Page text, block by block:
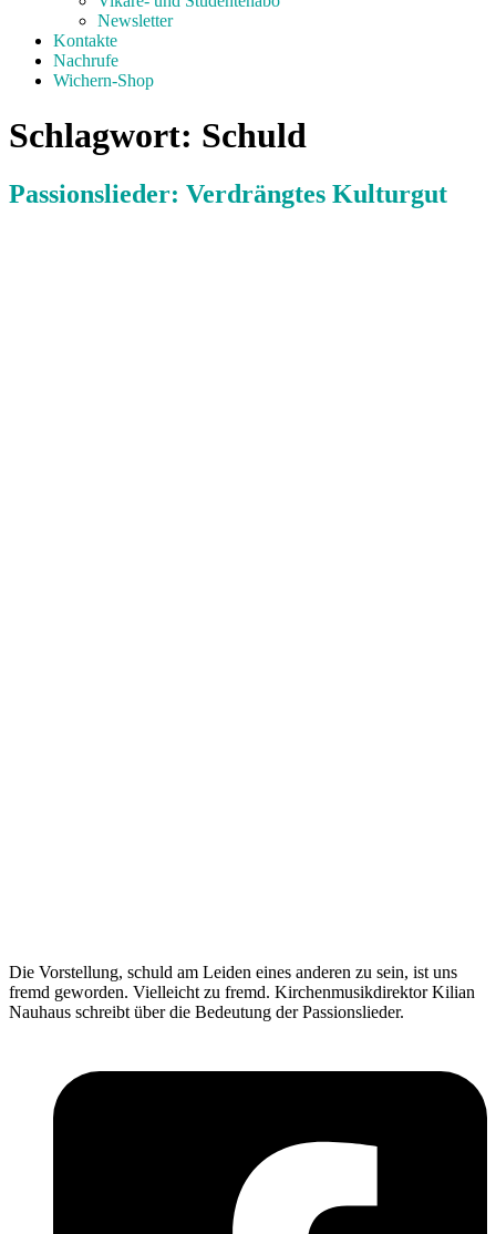
Newsletter
Kontakte
Nachrufe
Wichern-Shop
Schlagwort: Schuld
Passionslieder: Verdrängtes Kulturgut
Die Vorstellung, schuld am Leiden eines anderen zu sein, ist uns
fremd geworden. Vielleicht zu fremd. Kirchenmusikdirektor Kilian
Nauhaus schreibt über die Bedeutung der Passionslieder.